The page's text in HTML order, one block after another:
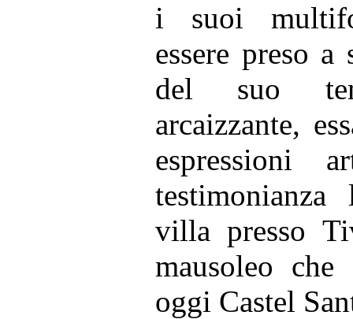
i suoi
essere preso
del suo
arcaizzante,
espressioni
testimonianza
villa presso
mausoleo
oggi Castel